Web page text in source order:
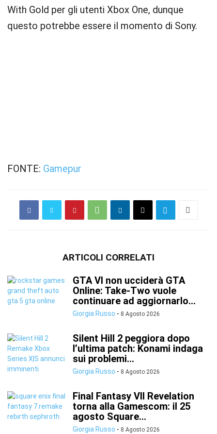
With Gold per gli utenti Xbox One, dunque
questo potrebbe essere il momento di Sony.
FONTE: Gamepur
ARTICOLI CORRELATI
GTA VI non ucciderà GTA
Online: Take-Two vuole
continuare ad aggiornarlo...
Giorgia Russo - 8 Agosto 2026
Silent Hill 2 peggiora dopo
l’ultima patch: Konami indaga
sui problemi...
Giorgia Russo - 8 Agosto 2026
Final Fantasy VII Revelation
torna alla Gamescom: il 25
agosto Square...
Giorgia Russo - 8 Agosto 2026